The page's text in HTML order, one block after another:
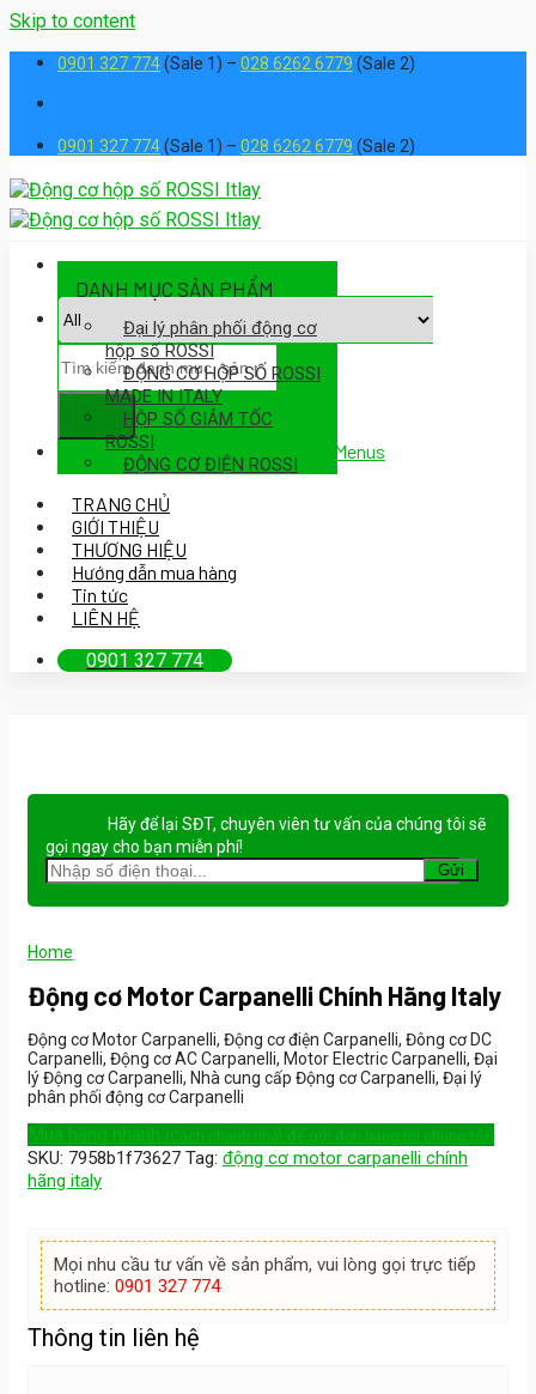
Skip to content
0901 327 774(Sale 1) – 028 6262 6779 (Sale 2)
0901 327 774(Sale 1) – 028 6262 6779 (Sale 2)
Assign a menu in Theme Options > Menus
DANH MỤC SẢN PHẨM
Đại lý phân phối động cơ
hộp số ROSSI
ĐỘNG CƠ HỘP SỐ ROSSI
MADE IN ITALY
HỘP SỐ GIẢM TỐC
ROSSI
ĐỘNG CƠ ĐIỆN ROSSI
TRANG CHỦ
GIỚI THIỆU
THƯƠNG HIỆU
Hướng dẫn mua hàng
Tin tức
LIÊN HỆ
0901 327 774
Hãy để lại SĐT, chuyên viên tư vấn của chúng tôi sẽ
gọi ngay cho bạn miễn phí!
Home
Động cơ Motor Carpanelli Chính Hãng Italy
Động cơ Motor Carpanelli, Động cơ điện Carpanelli, Đông cơ DC
Carpanelli, Động cơ AC Carpanelli, Motor Electric Carpanelli, Đại
lý Động cơ Carpanelli, Nhà cung cấp Động cơ Carpanelli, Đại lý
phân phối động cơ Carpanelli
Mua hàng nhanh (Cách nhanh nhất để gửi đơn hàng tới chúng tôi)
SKU: 7958b1f73627 Tag: động cơ motor carpanelli chính
hãng italy
Mọi nhu cầu tư vấn về sản phẩm, vui lòng gọi trực tiếp
hotline: 0901 327 774
Thông tin liên hệ